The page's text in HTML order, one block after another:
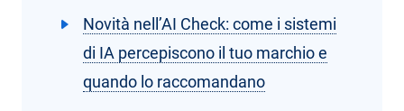
Novità nell’AI Check: come i sistemi
di IA percepiscono il tuo marchio e
quando lo raccomandano